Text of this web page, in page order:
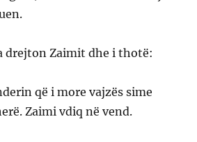
drejton Zaimit dhe i thotë:
që i more vajzës sime
Zaimi vdiq në vend.